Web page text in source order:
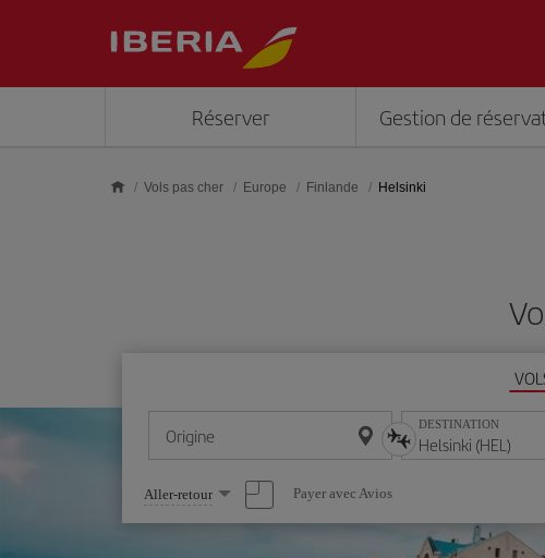
Réserver Gestion de
Vols pas cher Europe Finlande Helsinki
Origine DESTINATION
Sélectionnez
une
option
Aller-retour Payer avec Avios